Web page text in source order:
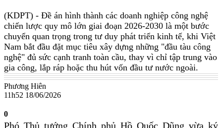
(KDPT) - Đề án hình thành các doanh nghiệp công nghệ
chiến lược quy mô lớn giai đoạn 2026-2030 là một bước
chuyển quan trọng trong tư duy phát triển kinh tế, khi Việt
Nam bắt đầu đặt mục tiêu xây dựng những "đầu tàu công
nghệ" đủ sức cạnh tranh toàn cầu, thay vì chỉ tập trung vào
gia công, lắp ráp hoặc thu hút vốn đầu tư nước ngoài.
Phương Hiên
11h52 18/06/2026
0
Phó Thủ tướng Chính phủ Hồ Quốc Dũng vừa ký